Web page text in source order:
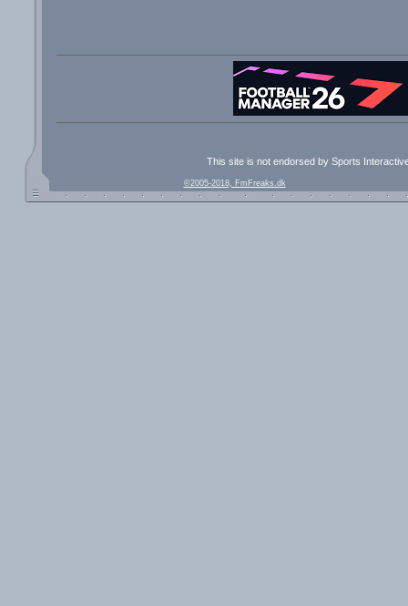
This site is not endorsed by Sports
©2005-2018, FmFreaks.dk